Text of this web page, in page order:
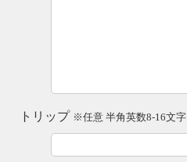
トリップ ※任意 半角英数8-16文字